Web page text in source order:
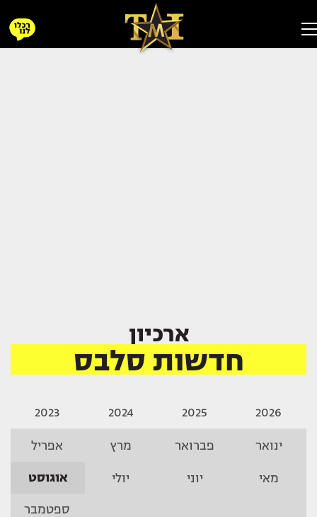
ארכיון
חדשות סלבס
2026
2025
2024
2023
ינואר פברואר מרץ אפריל
מאי יוני יולי אוגוסט
ספטמבר